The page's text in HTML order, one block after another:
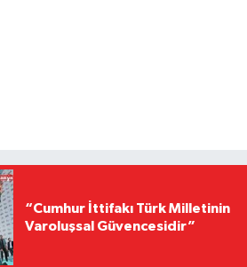
“Cumhur İttifakı Türk Milletinin
Varoluşsal Güvencesidir”